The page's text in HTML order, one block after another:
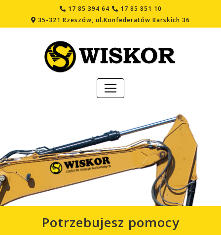
17 85 394 64
17 85 851 10
35-321 Rzeszów, ul.Konfederatów Barskich 36
Poprzedni